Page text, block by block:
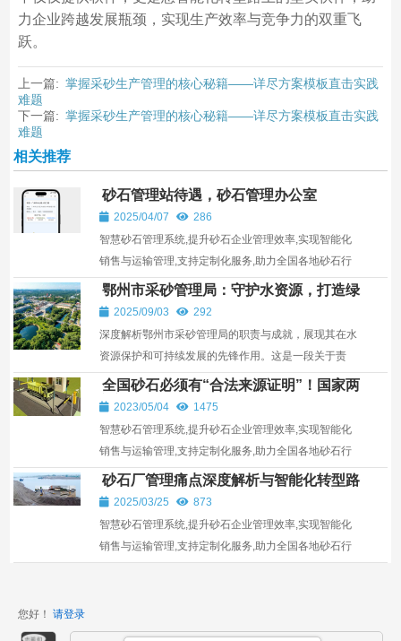
力企业跨越发展瓶颈，实现生产效率与竞争力的双重飞
跃。
上一篇: 掌握采砂生产管理的核心秘籍——详尽方案模板直击实践
难题
下一篇: 掌握采砂生产管理的核心秘籍——详尽方案模板直击实践
难题
相关推荐
砂石管理站待遇，砂石管理办公室
2025/04/07
286
智慧砂石管理系统,提升砂石企业管理效率,实现智能化
销售与运输管理,支持定制化服务,助力全国各地砂石行
业发展。
鄂州市采砂管理局：守护水资源，打造绿
色未来
2025/09/03
292
深度解析鄂州市采砂管理局的职责与成就，展现其在水
资源保护和可持续发展的先锋作用。这是一段关于责
任、智慧与未来的故事。
全国砂石必须有“合法来源证明”！国家两
部门发文！
2023/05/04
1475
智慧砂石管理系统,提升砂石企业管理效率,实现智能化
销售与运输管理,支持定制化服务,助力全国各地砂石行
业发展。
砂石厂管理痛点深度解析与智能化转型路
径——基于2000+企业调研的行业洞察
2025/03/25
873
智慧砂石管理系统,提升砂石企业管理效率,实现智能化
销售与运输管理,支持定制化服务,助力全国各地砂石行
您好！ 请登录